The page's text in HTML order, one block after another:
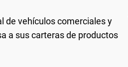
de vehículos comerciales y
a sus carteras de productos